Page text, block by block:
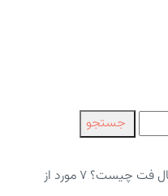
جستجو
عوارض عمل بوکال فت چیست؟ ۷ مورد از